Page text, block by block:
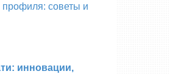
профиля: советы и
инновации,